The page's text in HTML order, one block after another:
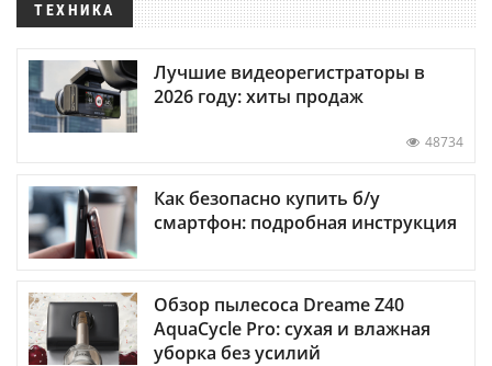
ТЕХНИКА
Лучшие видеорегистраторы в
2026 году: хиты продаж
48734
Как безопасно купить б/у
смартфон: подробная инструкция
Обзор пылесоса Dreame Z40
AquaCycle Pro: сухая и влажная
уборка без усилий